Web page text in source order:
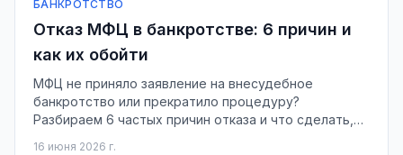
БАНКРОТСТВО
Отказ МФЦ в банкротстве: 6 причин и
как их обойти
МФЦ не приняло заявление на внесудебное
банкротство или прекратило процедуру?
Разбираем 6 частых причин отказа и что сделать,
16 июня 2026 г.